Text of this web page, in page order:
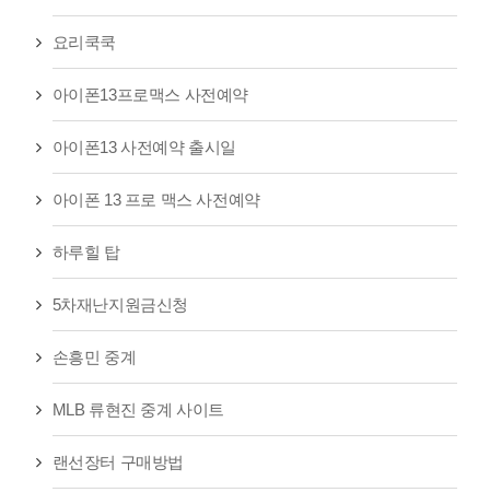
요리쿡쿡
아이폰13프로맥스 사전예약
아이폰13 사전예약 출시일
아이폰 13 프로 맥스 사전예약
하루힐 탑
5차재난지원금신청
손흥민 중계
MLB 류현진 중계 사이트
랜선장터 구매방법